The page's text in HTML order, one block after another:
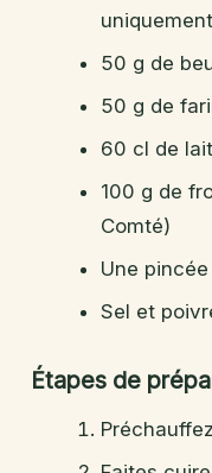
50 g de
50 g de
60 cl de
100 g de
Comté)
Une
Sel et
Étapes de